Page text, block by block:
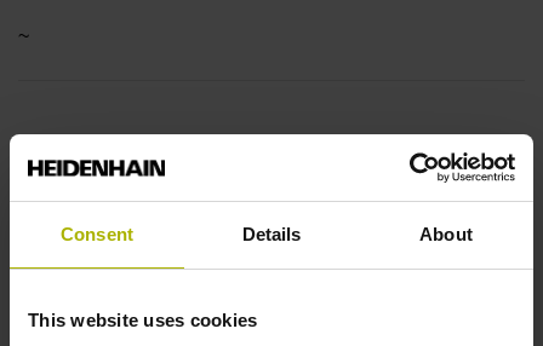
Consent Details About
This website uses cookies
~
Genauigkeitsklasse